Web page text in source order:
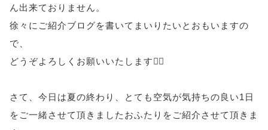
ん出来ておりません。
徐々にご紹介ブログを書いてまいりたいとおもいますの
で、
どうぞよろしくお願いいたします🙇‍♂️
さて、今日は夏の終わり、とても空気が気持ちの良い1日
をご一緒させて頂きましたおふたりをご紹介させて頂きま